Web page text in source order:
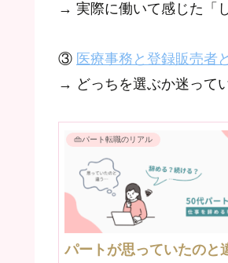
→ 実際に働いて感じた「
③ 医療事務と登録販売者
→ どっちを選ぶか迷って
👜パート転職のリアル
パートが思っていたのと